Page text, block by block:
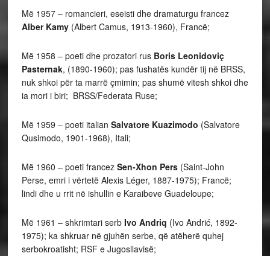
Më 1957 – romancieri, eseisti dhe dramaturgu francez
Alber Kamy (Albert Camus, 1913-1960), Francë;
Më 1958 – poeti dhe prozatori rus Boris Leonidoviç
Pasternak, (1890-1960); pas fushatës kundër tij në BRSS,
nuk shkoi për ta marrë çmimin; pas shumë vitesh shkoi dhe
ia mori i biri; BRSS/Federata Ruse;
Më 1959 – poeti italian Salvatore Kuazimodo (Salvatore
Qusimodo, 1901-1968), Itali;
Më 1960 – poeti francez Sen-Xhon Pers (Saint-John
Perse, emri i vërtetë Alexis Léger, 1887-1975); Francë;
lindi dhe u rrit në ishullin e Karaibeve Guadeloupe;
Më 1961 – shkrimtari serb Ivo Andriq (Ivo Andrić, 1892-
1975); ka shkruar në gjuhën serbe, që atëherë quhej
serbokroatisht; RSF e Jugosllavisë;